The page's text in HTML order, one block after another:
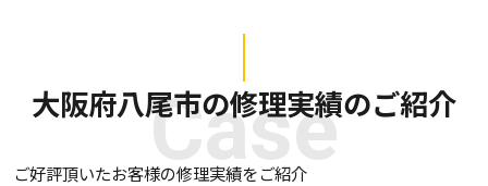
Case
大阪府八尾市の修理実績のご紹介
ご好評頂いたお客様の修理実績をご紹介